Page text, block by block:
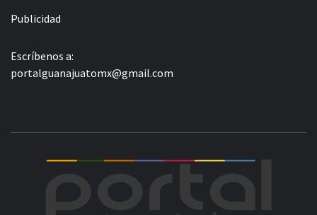
Publicidad
Escríbenos a:
portalguanajuatomx@gmail.com